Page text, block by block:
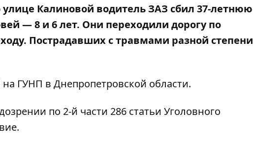
Калиновой водитель ЗАЗ сбил 37-летнюю
— 8 и 6 лет. Они переходили дорогу по
Пострадавших с травмами разной степени
на ГУНП в Днепропетровской области.
по 2-й части 286 статьи Уголовного